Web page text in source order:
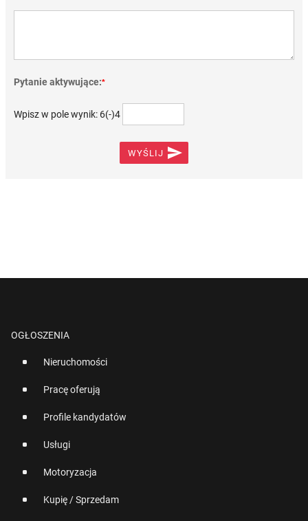
Pytanie aktywujące:*
Wpisz w pole wynik: 6(-)4
WYŚLIJ 
OGŁOSZENIA
Nieruchomości
Pracę oferują
Profile kandydatów
Usługi
Motoryzacja
Kupię / Sprzedam